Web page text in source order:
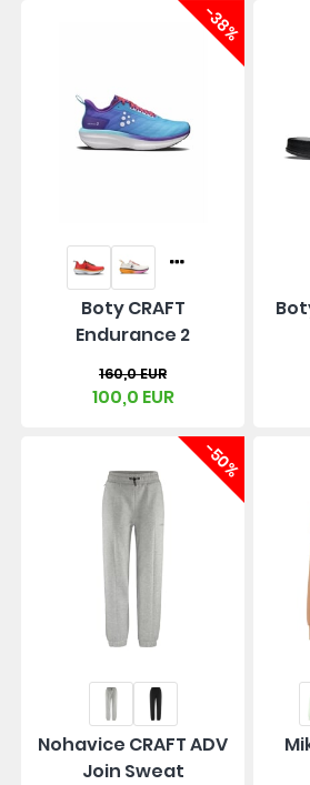
-38%
Boty CRAFT
Endurance 2
160,0 EUR
100,0 EUR
-50%
Nohavice CRAFT ADV
Join Sweat